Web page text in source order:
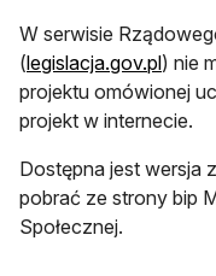
W serwisie
(legislacja.gov.pl) nie
projektu omówionej
projekt w internecie.
Dostępna jest wersja
pobrać ze strony bip
Społecznej.